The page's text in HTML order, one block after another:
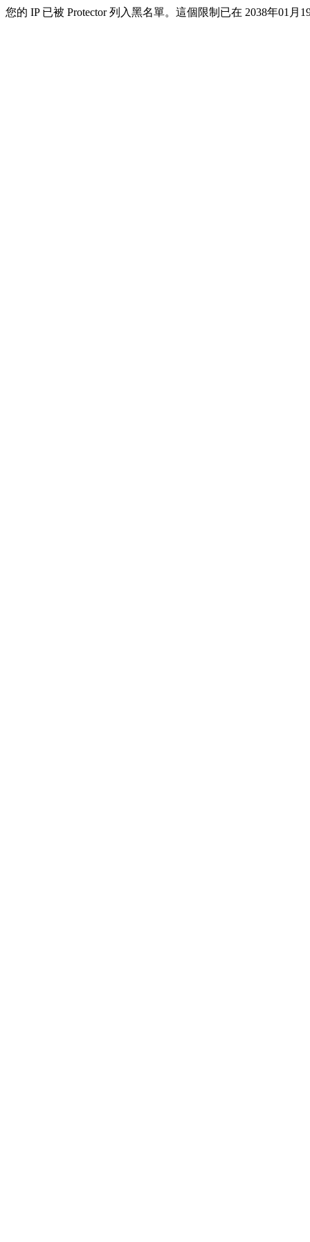
您的 IP 已被 Protector 列入黑名單。這個限制已在 2038年01月